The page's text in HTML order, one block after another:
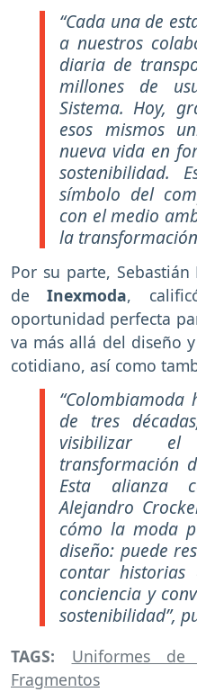
“Cada una de
a nuestros
diaria de
millones de
Sistema. Hoy,
esos mismos
nueva vida en
sostenibilidad.
símbolo del
con el medio
la
Por su parte,
deInexmoda,
oportunidad perfecta
va más allá del diseño
cotidiano, así como
de tres
visibilizar
transformación
Esta alianza
Alejandro
cómo la moda
diseño: puede
contar historias
conciencia y
sostenibilidad”,
TAGS: Uniformes de
Fragmentos